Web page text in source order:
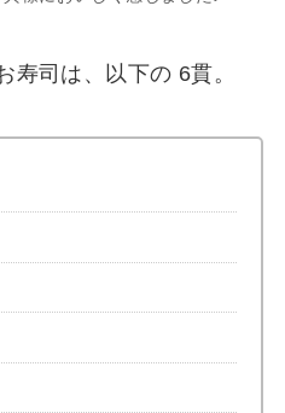
寿司は、以下の 6貫。